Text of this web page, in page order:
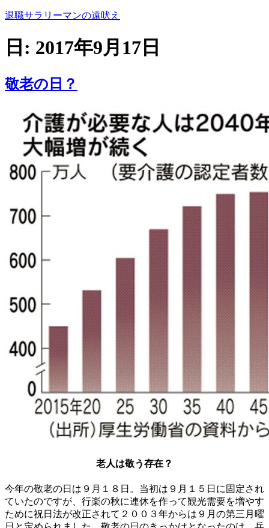
コ
テ
ン
へ
ス
退職サラリーマンの遠吠え
日: 2017年9月17日
敬老の日？
老人は敬う存在？
今年の敬老の日は９月１８日。当初は９月１５日に固定され
ていたのですが、行楽の秋に連休を作って観光需要を増やす
ために祝日法が改正されて２００３年からは９月の第三月曜